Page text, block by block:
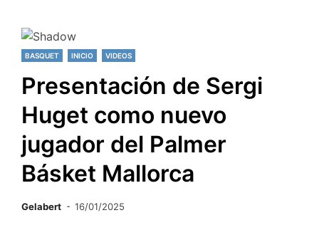
BASQUET INICIO VIDEOS
Presentación de Sergi
Huget como nuevo
jugador del Palmer
Básket Mallorca
Gelabert 16/01/2025